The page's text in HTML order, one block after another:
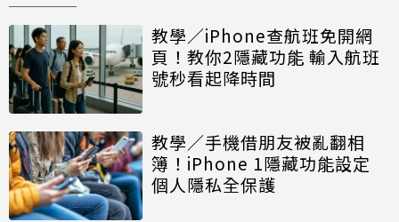
教學／iPhone查航班免開網
頁！教你2隱藏功能 輸入航班
號秒看起降時間
教學／手機借朋友被亂翻相
簿！iPhone 1隱藏功能設定
個人隱私全保護